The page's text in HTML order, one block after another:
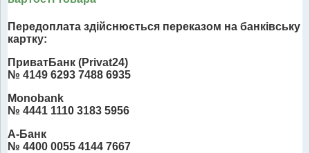
Передоплата здійснюється переказом на банківську
картку:
ПриватБанк (Privat24)
№ 4149 6293 7488 6935
Monobank
№ 4441 1110 3183 5956
А-Банк
№ 4400 0055 4144 7667